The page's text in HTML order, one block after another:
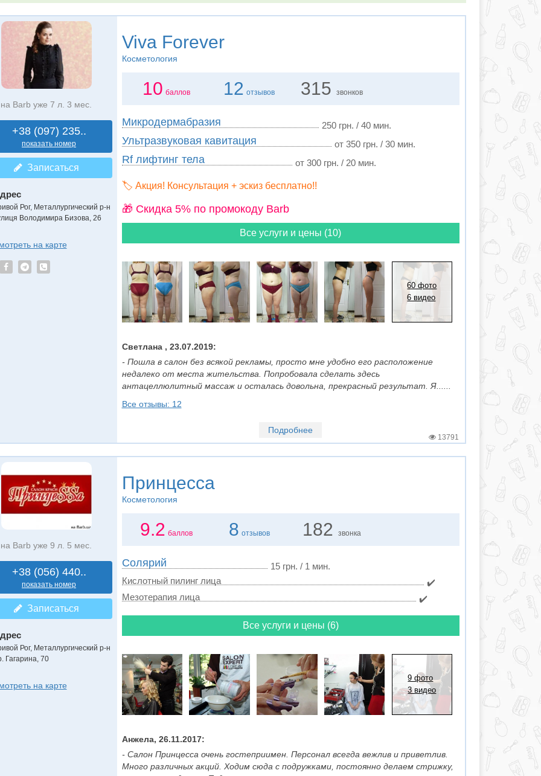
на Barb уже 7 л. 3 мес.
+38 (097) 235..
показать номер
Записаться
Рог, Металлургический р-н
Володимира Бизова, 26
на карте
Viva Forever
Косметология
10 баллов 12 отзывов 315 звонков
Микродермабразия 250 грн. / 40 мин.
Ультразвуковая кавитация от 350 грн. / 30 мин.
Rf лифтинг тела от 300 грн. / 20 мин.
🏷️ Акция! Консультация + эскиз бесплатно!!
🎁 Cкидка 5% по промокоду Barb
Все услуги и цены (10)
60 фото
6 видео
Светлана , 23.07.2019:
- Пошла в салон без всякой рекламы, просто мне удобно его расположение
недалеко от места жительства. Попробовала сделать здесь
антацеллюлитный массаж и осталась довольна, прекрасный результат. Я......
Все отзывы: 12
Подробнее
13791
на Barb уже 9 л. 5 мес.
+38 (056) 440..
показать номер
Записаться
Рог, Металлургический р-н
Гагарина, 70
на карте
Принцесса
Косметология
9.2 баллов 8 отзывов 182 звонка
Солярий
15 грн. / 1 мин.
Кислотный пилинг лица
✔️
Мезотерапия лица
✔️
Все услуги и цены (6)
9 фото
3 видео
Анжела, 26.11.2017:
- Салон Принцесса очень гостеприимен. Персонал всегда вежлив и приветлив.
Много различных акций. Ходим сюда с подружками, постоянно делаем стрижку,